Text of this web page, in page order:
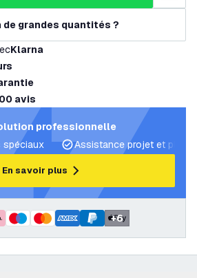
de grandes quantités ?
Klarna
avis
professionnelle
spéciaux
Assistance projet et plans
En savoir plus
+6